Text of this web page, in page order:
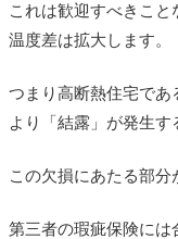
これは歓迎すべきこ
温度差は拡大します。
つまり高断熱住宅であ
より「結露」が発生す
この欠損にあたる部分
第三者の瑕疵保険には